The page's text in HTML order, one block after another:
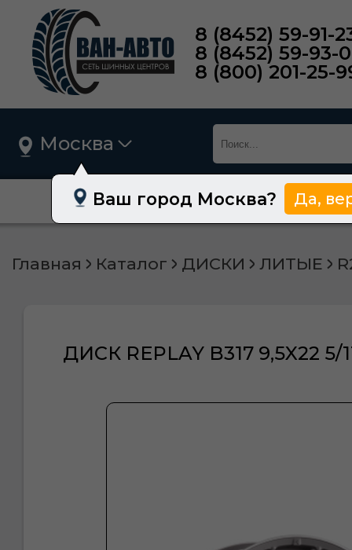
8 (8452) 59-91-
8 (8452) 59-93-
8 (800) 201-25-
Москва
Ваш город Москва? Да,
О нас Шины
Главная Каталог ДИСКИ ЛИТЫЕ
ДИСК REPLAY B317 9,5X22 5/